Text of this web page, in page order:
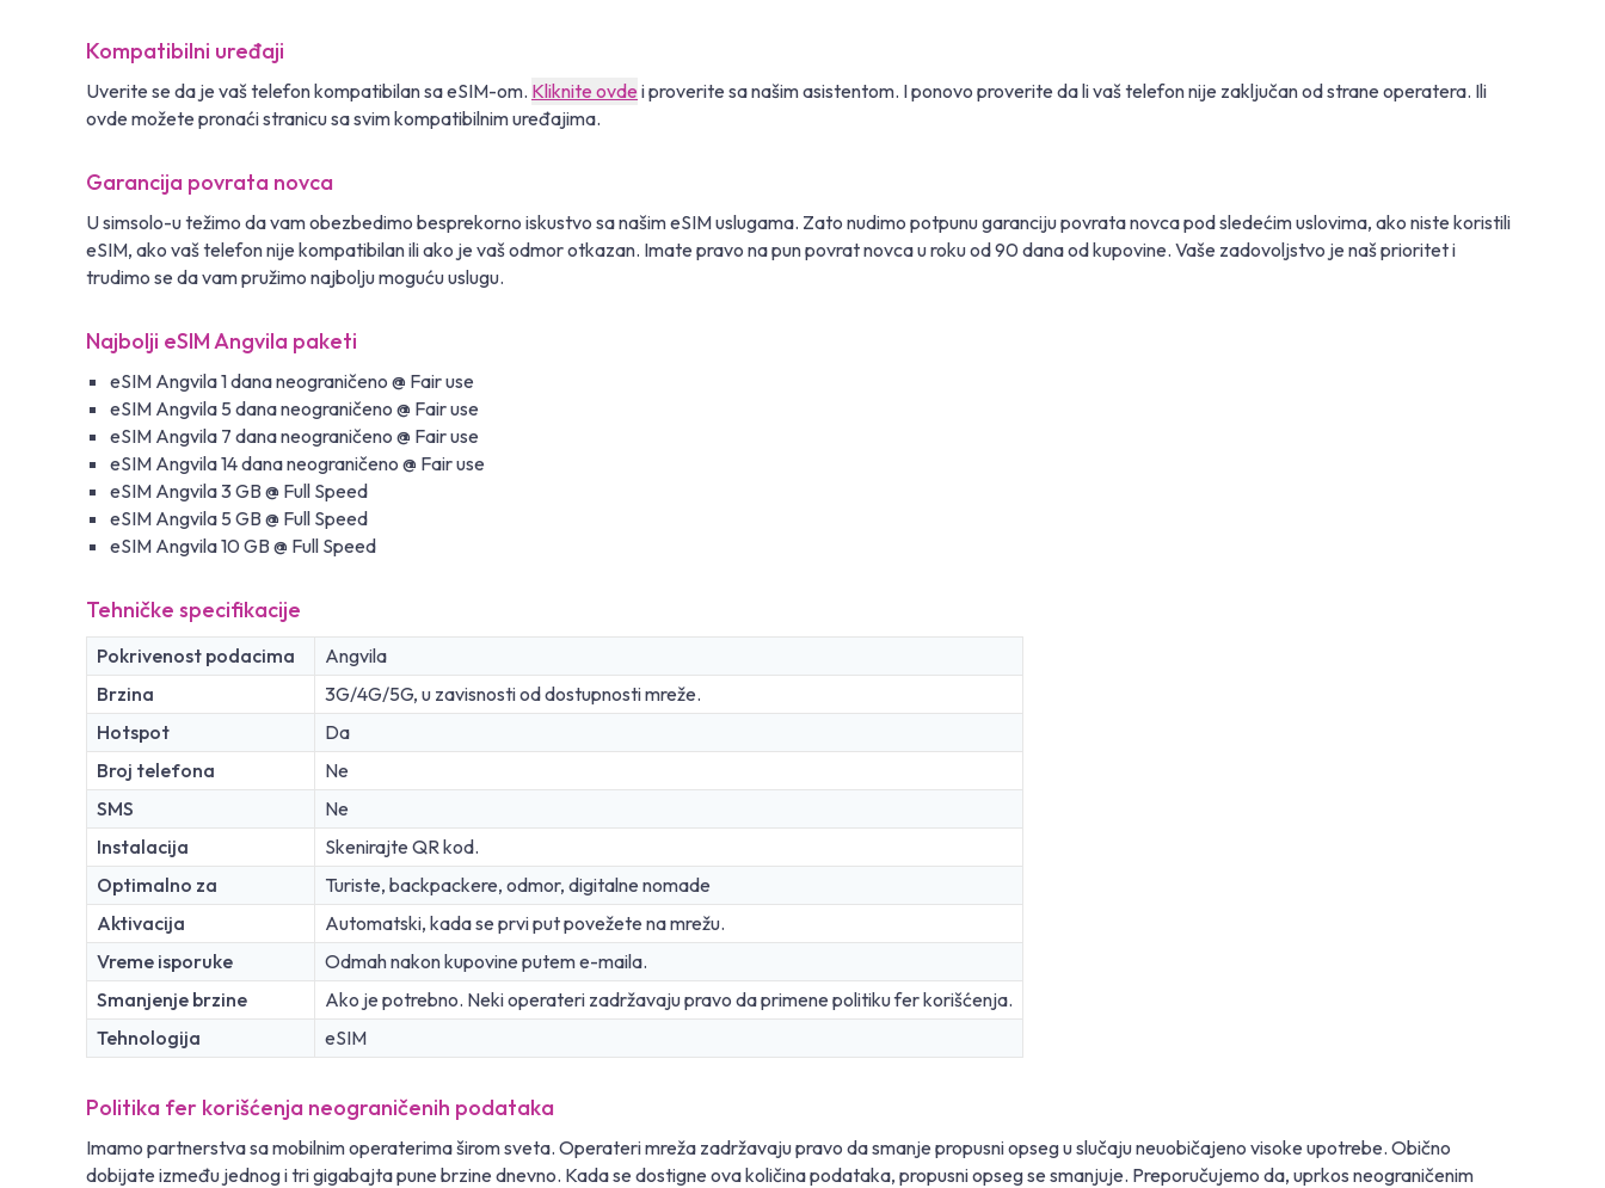
Kompatibilni uređaji
Uverite se da je vaš telefon kompatibilan sa eSIM-om. Kliknite ovde i proverite sa našim asistentom. I ponovo proverite da li vaš telefon nije zaključan od strane operatera. Ili
ovde možete pronaći stranicu sa svim kompatibilnim uređajima.
Garancija povrata novca
U simsolo-u težimo da vam obezbedimo besprekorno iskustvo sa našim eSIM uslugama. Zato nudimo potpunu garanciju povrata novca pod sledećim uslovima, ako niste koristili
eSIM, ako vaš telefon nije kompatibilan ili ako je vaš odmor otkazan. Imate pravo na pun povrat novca u roku od 90 dana od kupovine. Vaše zadovoljstvo je naš prioritet i
trudimo se da vam pružimo najbolju moguću uslugu.
Najbolji eSIM Angvila paketi
eSIM Angvila 1 dana neograničeno @ Fair use
eSIM Angvila 5 dana neograničeno @ Fair use
eSIM Angvila 7 dana neograničeno @ Fair use
eSIM Angvila 14 dana neograničeno @ Fair use
eSIM Angvila 3 GB @ Full Speed
eSIM Angvila 5 GB @ Full Speed
eSIM Angvila 10 GB @ Full Speed
Tehničke specifikacije
Pokrivenost podacima
Angvila
Brzina
3G/4G/5G, u zavisnosti od dostupnosti mreže.
Hotspot
Da
Broj telefona
Ne
SMS
Ne
Instalacija
Skenirajte QR kod.
Optimalno za
Turiste, backpackere, odmor, digitalne nomade
Aktivacija
Automatski, kada se prvi put povežete na mrežu.
Vreme isporuke
Odmah nakon kupovine putem e-maila.
Smanjenje brzine
Ako je potrebno. Neki operateri zadržavaju pravo da primene politiku fer korišćenja.
Tehnologija
eSIM
Politika fer korišćenja neograničenih podataka
Imamo partnerstva sa mobilnim operaterima širom sveta. Operateri mreža zadržavaju pravo da smanje propusni opseg u slučaju neuobičajeno visoke upotrebe. Obično
dobijate između jednog i tri gigabajta pune brzine dnevno. Kada se dostigne ova količina podataka, propusni opseg se smanjuje. Preporučujemo da, uprkos neograničenim